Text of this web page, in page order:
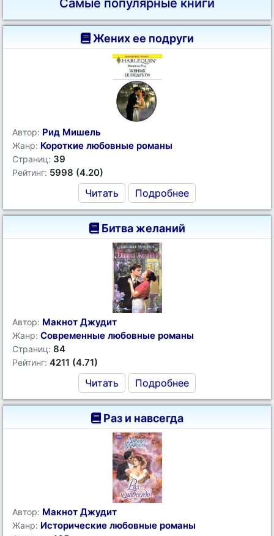
Самые популярные книги
Жених ее подруги
Автор: Рид Мишель
Жанр: Короткие любовные романы
Страниц: 39
Рейтинг: 5998 (4.20)
Читать Подробнее
Битва желаний
Автор: Макнот Джудит
Жанр: Современные любовные романы
Страниц: 84
Рейтинг: 4211 (4.71)
Читать Подробнее
Раз и навсегда
Автор: Макнот Джудит
Жанр: Исторические любовные романы